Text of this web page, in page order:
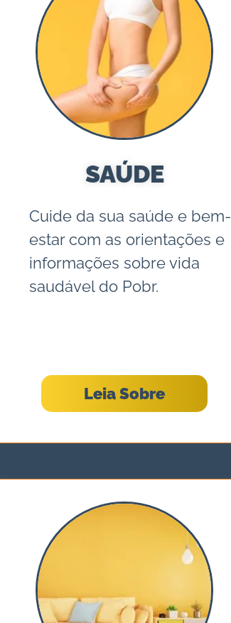
SAÚDE
Cuide da sua saúde e bem-
estar com as orientações e
informações sobre vida
saudável do Pobr.
Leia Sobre